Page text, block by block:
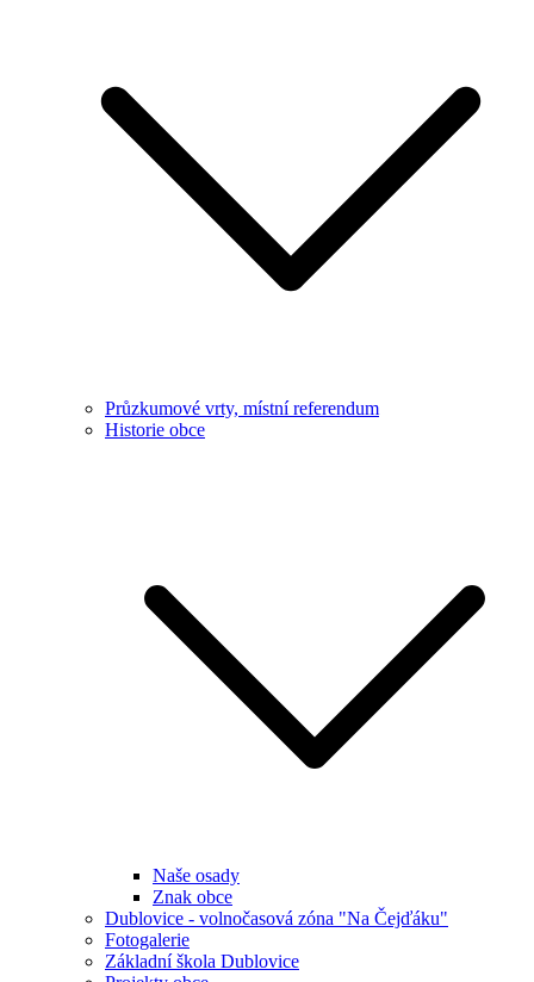
Průzkumové vrty, místní referendum
Historie obce
Naše osady
Znak obce
Dublovice - volnočasová zóna "Na Čejďáku"
Fotogalerie
Základní škola Dublovice